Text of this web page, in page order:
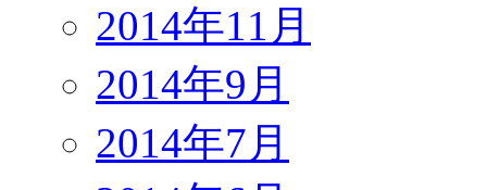
2014年11月
2014年9月
2014年7月